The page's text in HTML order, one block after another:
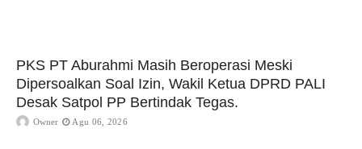
PKS PT Aburahmi Masih Beroperasi Meski
Dipersoalkan Soal Izin, Wakil Ketua DPRD PALI
Desak Satpol PP Bertindak Tegas.
Owner Agu 06, 2026